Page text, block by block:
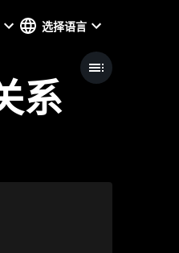
选择语言
系